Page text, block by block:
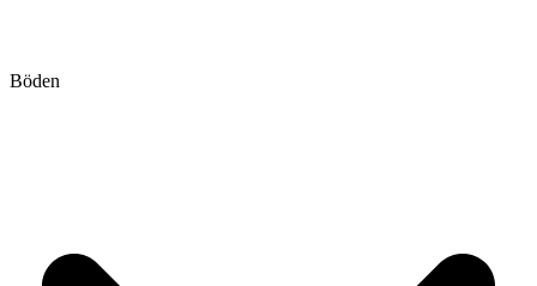
Böden